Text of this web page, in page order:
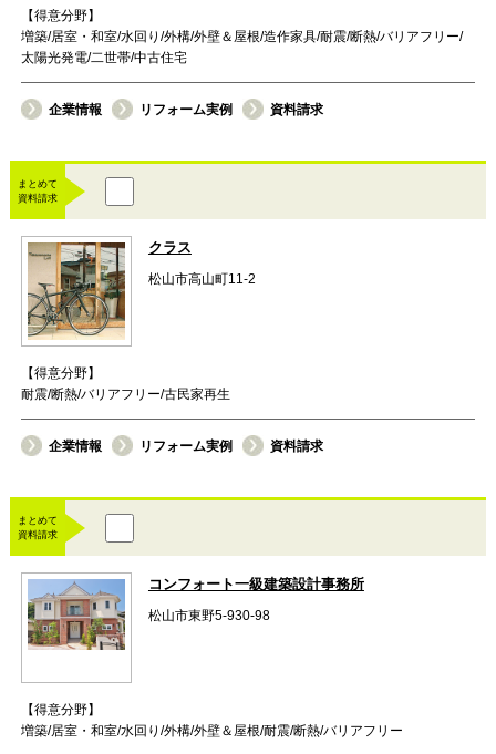
【得意分野】
増築/居室・和室/水回り/外構/外壁＆屋根/造作家具/耐震/断熱/バリアフリー/
太陽光発電/二世帯/中古住宅
企業情報 リフォーム実例 資料請求
まとめて
資料請求
クラス
松山市高山町11-2
【得意分野】
耐震/断熱/バリアフリー/古民家再生
企業情報 リフォーム実例 資料請求
まとめて
資料請求
コンフォート一級建築設計事務所
松山市東野5-930-98
【得意分野】
増築/居室・和室/水回り/外構/外壁＆屋根/耐震/断熱/バリアフリー